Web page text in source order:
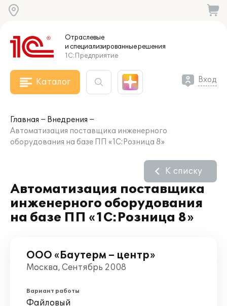
Отраслевые
и специализированныерешения
1С:Предприятие
Каталог Вход
Главная
Внедрения
Автоматизация поставщика инженерного
оборудования на базе ПП «1С:Розница 8»
Автоматизация поставщика
инженерного оборудования
на базе ПП «1С:Розница 8»
К списку
ООО «Баутерм – центр»
Москва, Сентябрь 2008
Вариант работы
Файловый